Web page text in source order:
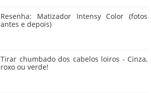
Resenha: Matizador Intensy Color (fotos
antes e depois)
Tirar chumbado dos cabelos loiros - Cinza,
roxo ou verde!